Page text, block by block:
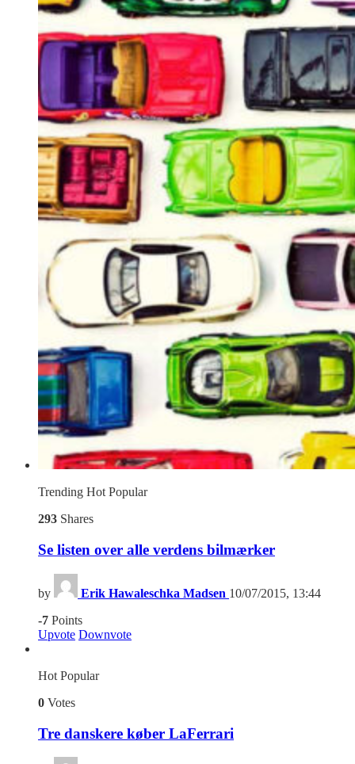
Trending HotPopular
293 Shares
Se listen over alle verdens bilmærker
by Erik Hawaleschka Madsen 10/07/2015, 13:44
-7 Points
Upvote Downvote
Hot Popular
0 Votes
Tre danskere køber LaFerrari